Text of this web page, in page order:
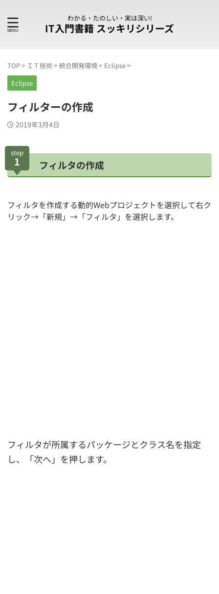
わかる・たのしい・実は深い!
IT入門書籍 スッキリシリーズ
TOP> ＩＴ技術> 統合開発環境> Eclipse>
Eclipse
フィルターの作成
2019年3月4日
step
1 フィルタの作成
フィルタを作成する動的Webプロジェクトを選択して右ク
リック→「新規」→「フィルタ」を選択します。
フィルタが所属するパッケージとクラス名を指定
し、「次へ」を押します。